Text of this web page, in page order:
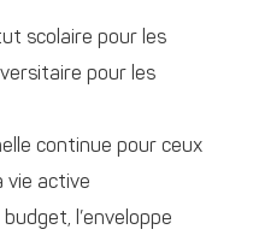
scolaire pour les
pour les
continue pour ceux
vie active
l’enveloppe